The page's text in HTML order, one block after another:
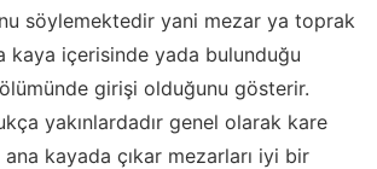
söylemektedir yani mezar ya toprak
kaya içerisinde yada bulunduğu
girişi olduğunu gösterir.
yakınlardadır genel olarak kare
kayada çıkar mezarları iyi bir